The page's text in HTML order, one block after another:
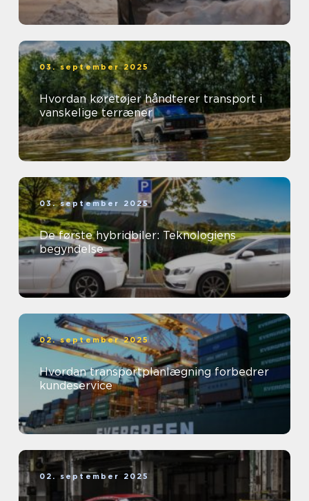
03. september 2025
Hvordan køretøjer håndterer transport i
vanskelige terræner
03. september 2025
De første hybridbiler: Teknologiens
begyndelse
02. september 2025
Hvordan transportplanlægning forbedrer
kundeservice
02. september 2025